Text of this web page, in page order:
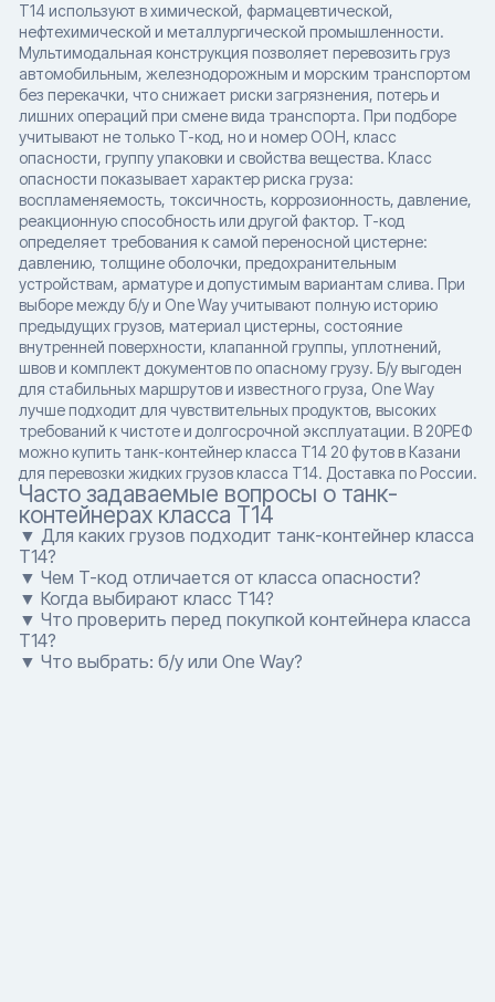
T14 используют в химической, фармацевтической,
нефтехимической и металлургической промышленности.
Мультимодальная конструкция позволяет перевозить груз
автомобильным, железнодорожным и морским транспортом
без перекачки, что снижает риски загрязнения, потерь и
лишних операций при смене вида транспорта. При подборе
учитывают не только T-код, но и номер ООН, класс
опасности, группу упаковки и свойства вещества. Класс
опасности показывает характер риска груза:
воспламеняемость, токсичность, коррозионность, давление,
реакционную способность или другой фактор. T-код
определяет требования к самой переносной цистерне:
давлению, толщине оболочки, предохранительным
устройствам, арматуре и допустимым вариантам слива. При
выборе между б/у и One Way учитывают полную историю
предыдущих грузов, материал цистерны, состояние
внутренней поверхности, клапанной группы, уплотнений,
швов и комплект документов по опасному грузу. Б/у выгоден
для стабильных маршрутов и известного груза, One Way
лучше подходит для чувствительных продуктов, высоких
требований к чистоте и долгосрочной эксплуатации. В 20РЕФ
можно купить танк-контейнер класса T14 20 футов в Казани
для перевозки жидких грузов класса T14. Доставка по России.
Часто задаваемые вопросы о танк-
контейнерах класса T14
▼ Для каких грузов подходит танк-контейнер класса
T14?
▼ Чем T-код отличается от класса опасности?
▼ Когда выбирают класс T14?
▼ Что проверить перед покупкой контейнера класса
T14?
▼ Что выбрать: б/у или One Way?